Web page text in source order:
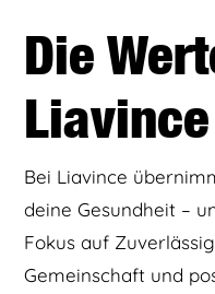
Die
Liavince
Bei Liavince
deine Gesundheit –
Fokus auf
Gemeinschaft und